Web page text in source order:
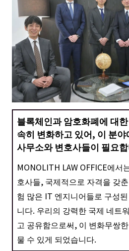
블록체인과 암호화폐에 대
속히 변화하고 있어, 이 분
사무소와 변호사들이 필요
MONOLITH LAW OFFICE에서
호사들, 국제적으로 자격을 갖
험 많은 IT 엔지니어들로 구성
니다. 우리의 강력한 국제 네트
고 공유함으로써, 이 변화무쌍
물 수 있게 되었습니다.